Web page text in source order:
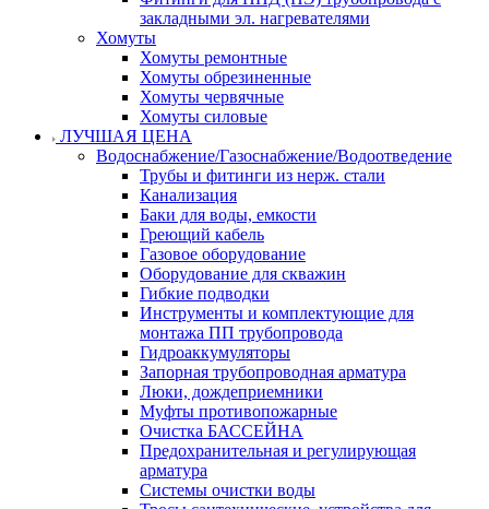
закладными эл. нагревателями
Хомуты
Хомуты ремонтные
Хомуты обрезиненные
Хомуты червячные
Хомуты силовые
ЛУЧШАЯ ЦЕНА
Водоснабжение/Газоснабжение/Водоотведение
Трубы и фитинги из нерж. стали
Канализация
Баки для воды, емкости
Греющий кабель
Газовое оборудование
Оборудование для скважин
Гибкие подводки
Инструменты и комплектующие для
монтажа ПП трубопровода
Гидроаккумуляторы
Запорная трубопроводная арматура
Люки, дождеприемники
Муфты противопожарные
Очистка БАССЕЙНА
Предохранительная и регулирующая
арматура
Системы очистки воды